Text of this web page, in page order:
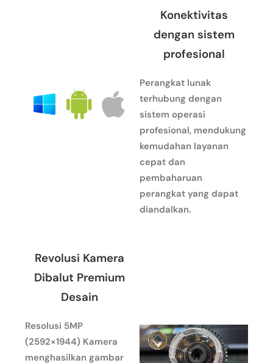
Konektivitas
dengan sistem
profesional
Perangkat lunak
terhubung dengan
sistem operasi
profesional, mendukung
kemudahan layanan
cepat dan
pembaharuan
perangkat yang dapat
diandalkan.
Revolusi Kamera
Dibalut Premium
Desain
Resolusi 5MP
(2592×1944) Kamera
menghasilkan gambar